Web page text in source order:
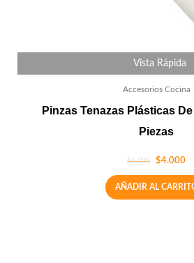
Vista Rápida
Accesorios Cocina
Pinzas Tenazas Plásticas
Piezas
$6.000 $4.000
AÑADIR AL